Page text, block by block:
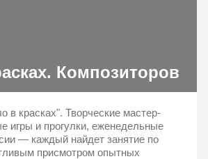
Композиторов
в красках". Творческие мастер-
игры и прогулки, еженедельные
— каждый найдет занятие по
присмотром опытных